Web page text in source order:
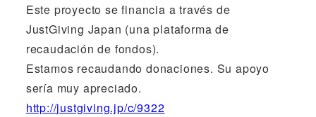
Este proyecto se financia a través de
JustGiving Japan (una plataforma de
recaudación de fondos).
Estamos recaudando donaciones. Su apoyo
sería muy apreciado.
http://justgiving.jp/c/9322